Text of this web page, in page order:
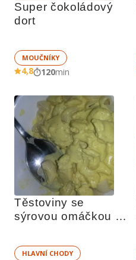
Super čokoládový
dort
MOUČNÍKY
4,8 120min
Těstoviny se
sýrovou omáčkou a
HLAVNÍ CHODY